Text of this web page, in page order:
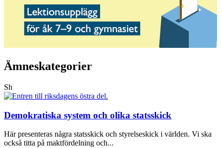
Ämneskategorier
Sh
Demokratiska system och olika statsskick
Här presenteras några statsskick och styrelseskick i världen. Vi ska
också titta på maktfördelning och...